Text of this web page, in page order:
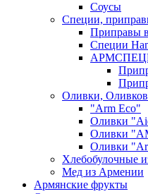
Соусы
Специи,
Приправы
Специи
Оливки,
"Arm Eco"
Оливки
Оливки
Оливки
Хлебобулочные
Мед из Армении
Армянские фрукты